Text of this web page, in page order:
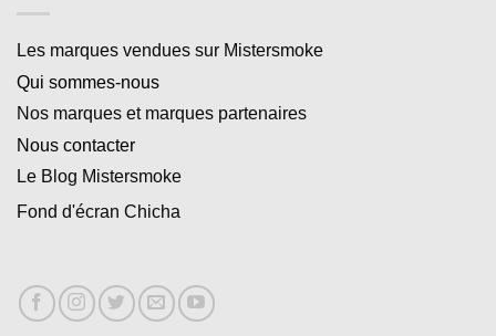
Les marques vendues sur Mistersmoke
Qui sommes-nous
Nos marques et marques partenaires
Nous contacter
Le Blog Mistersmoke
Fond d'écran Chicha